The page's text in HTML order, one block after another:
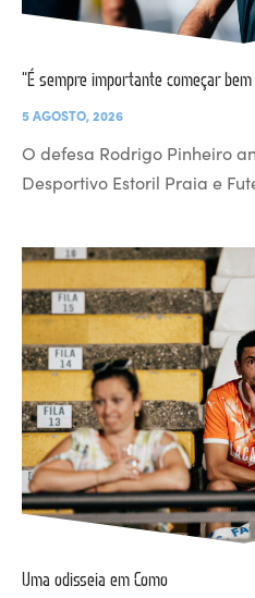
“É sempre importante começar
5 AGOSTO, 2026
O defesa Rodrigo Pinheiro
Desportivo Estoril Praia e
Uma odisseia em Como